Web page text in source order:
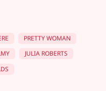
PRETTY WOMAN
JULIA ROBERTS